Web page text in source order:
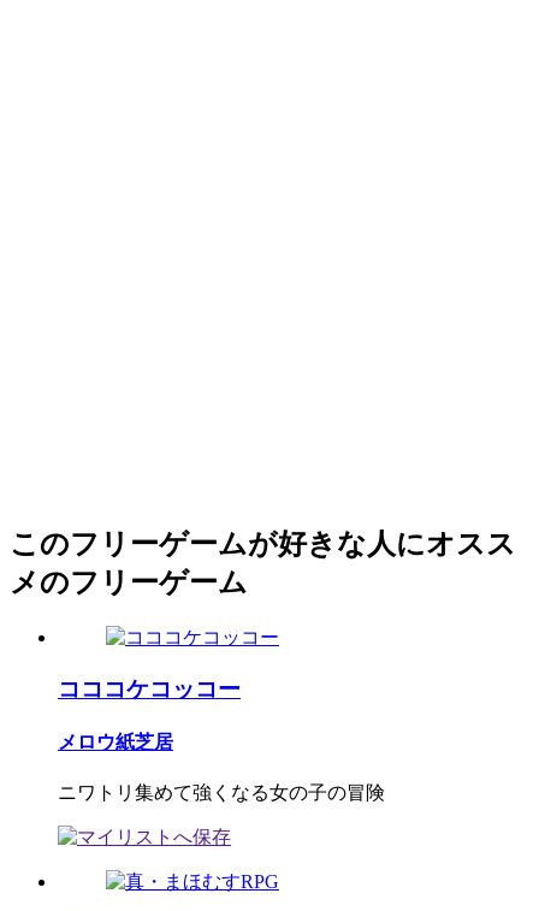
このフリーゲームが好きな人にオスス
メのフリーゲーム
コココケコッコー
メロウ紙芝居
ニワトリ集めて強くなる女の子の冒険